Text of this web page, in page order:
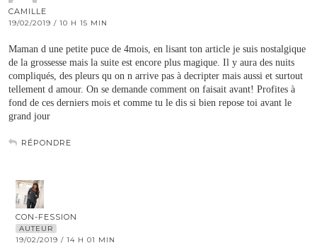
CAMILLE
19/02/2019 / 10 H 15 MIN
Maman d une petite puce de 4mois, en lisant ton article je suis nostalgique
de la grossesse mais la suite est encore plus magique. Il y aura des nuits
compliqués, des pleurs qu on n arrive pas à decripter mais aussi et surtout
tellement d amour. On se demande comment on faisait avant! Profites à
fond de ces derniers mois et comme tu le dis si bien repose toi avant le
grand jour
RÉPONDRE
CON-FESSION
AUTEUR
19/02/2019 / 14 H 01 MIN